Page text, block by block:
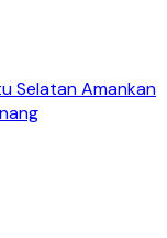
Selatan Amankan